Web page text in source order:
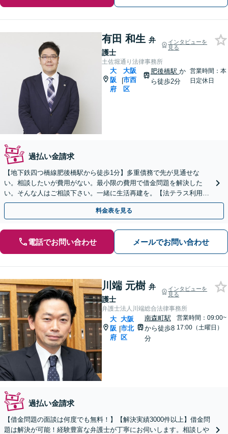
有田 和生 弁
護士
インタビューを
見る
土佐堀通り法律事務所
大
阪
府
|
大阪
市西
区
肥後橋駅 か
ら徒歩2分
営業時間：本
日定休日
過払い金請求
【地下鉄四つ橋線肥後橋駅から徒歩1分】多重債務で先が見通せな
い。相談したいが費用がない。最小限の費用で借金問題を解決した
い。そんな人はご相談下さい。一緒に生活再建を。【法テラス利用
可】
料金表を見る
電話でお問い合わせ メールでお問い合わせ
川端 元樹 弁
護士
インタビューを
見る
弁護士法人川端総合法律事務所
大
阪
府
|
大阪
市北
区
南森町駅
から徒歩8
分
営業時間：09:00~
17:00（土曜日）
過払い金請求
【借金問題の面談は何度でも無料！】【解決実績3000件以上】借金問
題は解決が可能！経験豊富な弁護士が丁寧にお伺いします。相談しや